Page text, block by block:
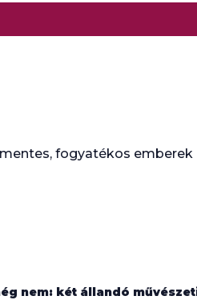
fogyatékos emberek
nem: két állandó